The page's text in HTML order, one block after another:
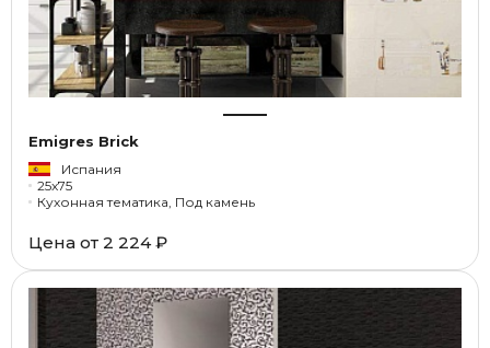
Emigres Brick
Испания
25x75
Кухонная тематика, Под камень
Цена от 2 224 ₽